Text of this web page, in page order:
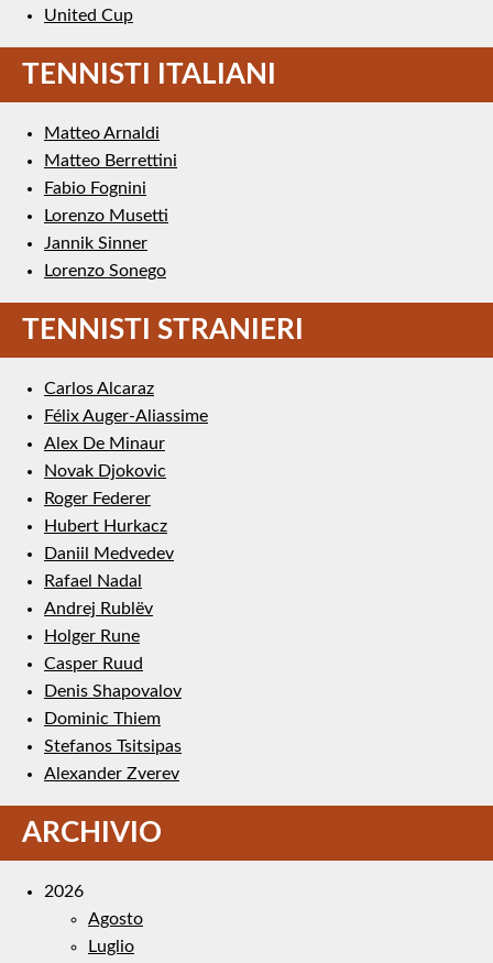
United Cup
TENNISTI ITALIANI
Matteo Arnaldi
Matteo Berrettini
Fabio Fognini
Lorenzo Musetti
Jannik Sinner
Lorenzo Sonego
TENNISTI STRANIERI
Carlos Alcaraz
Félix Auger-Aliassime
Alex De Minaur
Novak Djokovic
Roger Federer
Hubert Hurkacz
Daniil Medvedev
Rafael Nadal
Andrej Rublëv
Holger Rune
Casper Ruud
Denis Shapovalov
Dominic Thiem
Stefanos Tsitsipas
Alexander Zverev
ARCHIVIO
2026
Agosto
Luglio